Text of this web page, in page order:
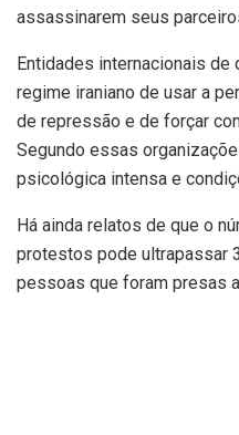
assassinarem seus
Entidades internacionais de
regime iraniano de usar a
de repressão e de forçar
Segundo essas
psicológica intensa e
Há ainda relatos de que o
protestos pode ultrapassar
pessoas que foram presas